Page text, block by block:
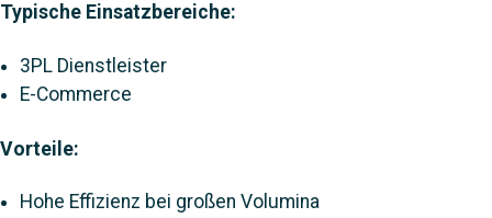
Typische Einsatzbereiche:
3PL Dienstleister
E-Commerce
Vorteile:
Hohe Effizienz bei großen Volumina